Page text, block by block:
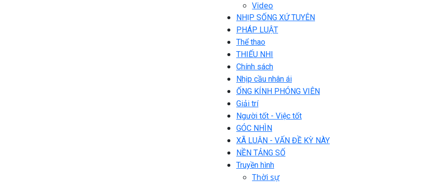
Video
NHỊP SỐNG XỨ TUYÊN
PHÁP LUẬT
Thể thao
THIẾU NHI
Chính sách
Nhịp cầu nhân ái
ỐNG KÍNH PHÓNG VIÊN
Giải trí
Người tốt - Việc tốt
GÓC NHÌN
XÃ LUẬN - VẤN ĐỀ KỲ NÀY
NỀN TẢNG SỐ
Truyền hình
Thời sự